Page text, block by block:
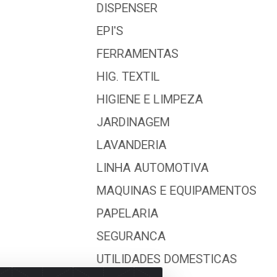
DISPENSER
EPI'S
FERRAMENTAS
HIG. TEXTIL
HIGIENE E LIMPEZA
JARDINAGEM
LAVANDERIA
LINHA AUTOMOTIVA
MAQUINAS E EQUIPAMENTOS
PAPELARIA
SEGURANCA
UTILIDADES DOMESTICAS